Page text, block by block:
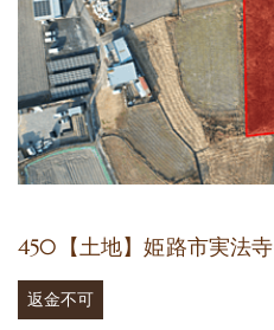
450【土地】姫路市実法寺
返金不可